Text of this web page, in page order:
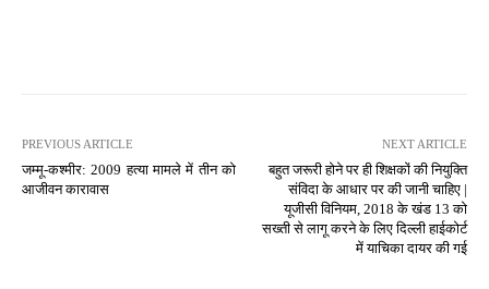
PREVIOUS ARTICLE
जम्मू-कश्मीर: 2009 हत्या मामले में तीन को
आजीवन कारावास
NEXT ARTICLE
बहुत जरूरी होने पर ही शिक्षकों की नियुक्ति
संविदा के आधार पर की जानी चाहिए |
यूजीसी विनियम, 2018 के खंड 13 को
सख्ती से लागू करने के लिए दिल्ली हाईकोर्ट
में याचिका दायर की गई